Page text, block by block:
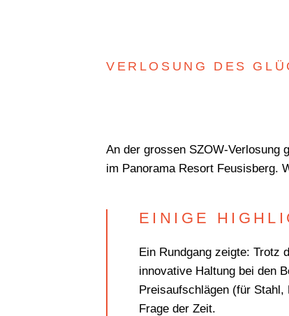
VERLOSUNG DES
An der grossen SZOW-Verlosung
im Panorama Resort Feusisberg.
EINIGE
Ein Rundgang zeigte: Trotz
innovative Haltung bei den
Preisaufschlägen (für
Frage der Zeit.